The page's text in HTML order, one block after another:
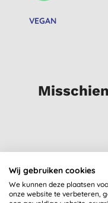
VEGAN
Wij gebruiken cookies
We kunnen deze plaatsen
onze website te verbeteren,